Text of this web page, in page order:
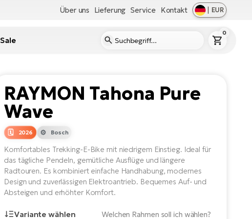
Über uns Lieferung Service Kontakt | EUR
Sale
0
RAYMON Tahona Pure
Wave
2026 Bosch
Komfortables Trekking-E-Bike mit niedrigem Einstieg. Ideal für
das tägliche Pendeln, gemütliche Ausflüge und längere
Radtouren. Es kombiniert einfache Handhabung, modernes
Design und zuverlässigen Elektroantrieb. Bequemes Auf- und
Absteigen und erhöhter Komfort.
Variante wählen Welchen Rahmen soll ich wählen?